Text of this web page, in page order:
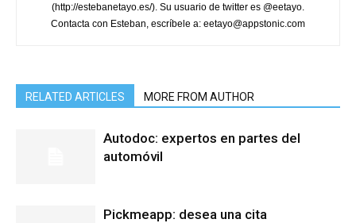
(http://estebanetayo.es/). Su usuario de twitter es @eetayo.
Contacta con Esteban, escríbele a: eetayo@appstonic.com
RELATED ARTICLES MORE FROM AUTHOR
Autodoc: expertos en partes del
automóvil
Pickmeapp: desea una cita